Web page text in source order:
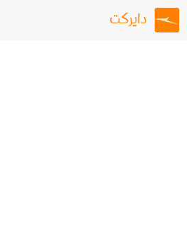
دايركت